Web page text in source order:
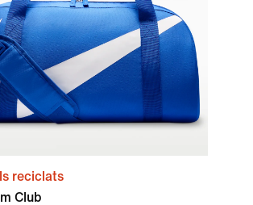
reciclats
Club